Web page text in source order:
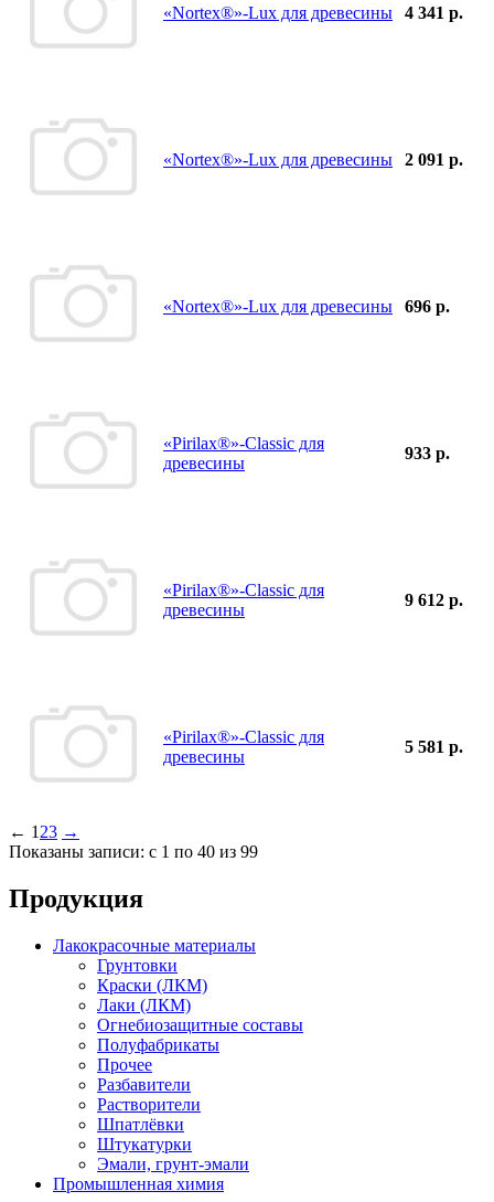
«Nortex®»-Lux для древесины 4 341 р.
«Nortex®»-Lux для древесины 2 091 р.
«Nortex®»-Lux для древесины 696 р.
«Pirilax®»-Classic для
древесины
933 р.
«Pirilax®»-Classic для
древесины
9 612 р.
«Pirilax®»-Classic для
древесины
5 581 р.
← 1 23 →
Показаны записи: с 1 по 40 из 99
Продукция
Лакокрасочные материалы
Грунтовки
Краски (ЛКМ)
Лаки (ЛКМ)
Огнебиозащитные составы
Полуфабрикаты
Прочее
Разбавители
Растворители
Шпатлёвки
Штукатурки
Эмали, грунт-эмали
Промышленная химия